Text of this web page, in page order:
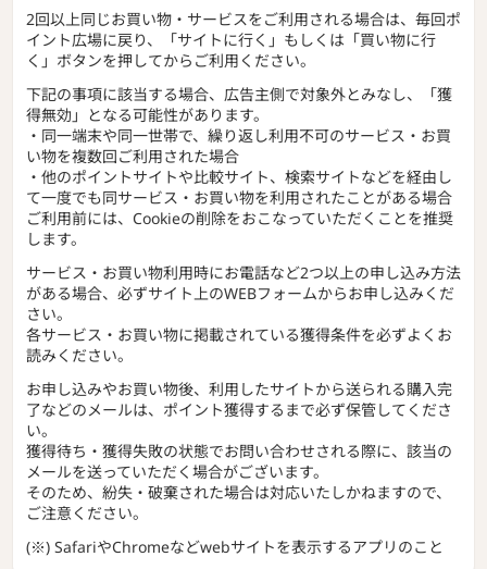
2回以上同じお買い物・サービスをご利用される場合は、毎回ポ
イント広場に戻り、「サイトに行く」もしくは「買い物に行
く」ボタンを押してからご利用ください。
下記の事項に該当する場合、広告主側で対象外とみなし、「獲
得無効」となる可能性があります。
・同一端末や同一世帯で、繰り返し利用不可のサービス・お買
い物を複数回ご利用された場合
・他のポイントサイトや比較サイト、検索サイトなどを経由し
て一度でも同サービス・お買い物を利用されたことがある場合
ご利用前には、Cookieの削除をおこなっていただくことを推奨
します。
サービス・お買い物利用時にお電話など2つ以上の申し込み方法
がある場合、必ずサイト上のWEBフォームからお申し込みくだ
さい。
各サービス・お買い物に掲載されている獲得条件を必ずよくお
読みください。
お申し込みやお買い物後、利用したサイトから送られる購入完
了などのメールは、ポイント獲得するまで必ず保管してくださ
い。
獲得待ち・獲得失敗の状態でお問い合わせされる際に、該当の
メールを送っていただく場合がございます。
そのため、紛失・破棄された場合は対応いたしかねますので、
ご注意ください。
(※) SafariやChromeなどwebサイトを表示するアプリのこと